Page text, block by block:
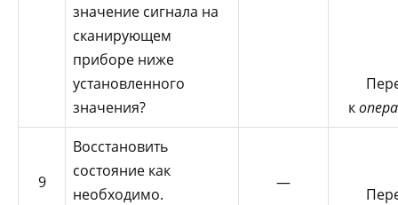
значение сигнала на
сканирующем
приборе ниже
установленного
значения?
к
9
Восстановить
состояние как
необходимо.
—